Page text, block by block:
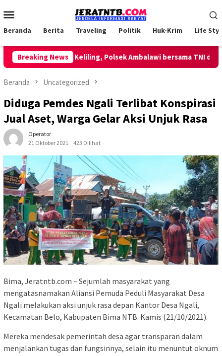
ke
Mobile
Beranda Berita Traveling Politik Huk-Krim Life
Breaking News
Patroli Keliling, Polsek Ambalawi bersama TNI dan
Beranda Uncategorized
Diduga Pemdes Ngali Terlibat Konspirasi
Jual Aset, Warga Gelar Aksi Unjuk Rasa
Operator
21 Oktober 2021
423 Dilihat
Bima, Jeratntb.com – Sejumlah masyarakat yang
mengatasnamakan Aliansi Pemuda Peduli Masyarakat Desa
Ngali melakukan aksi unjuk rasa depan Kantor Desa Ngali,
Kecamatan Belo, Kabupaten Bima NTB. Kamis (21/10/2021).
Mereka mendesak pemerintah desa agar transparan dalam
menjalankan tugas dan fungsinnya, selain itu menuntut oknum